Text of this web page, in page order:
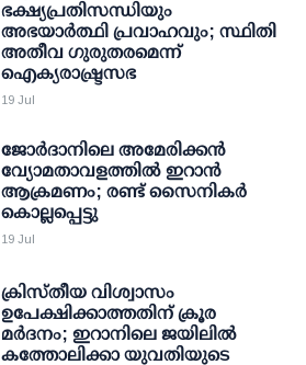
ഭക്ഷ്യപ്രതിസന്ധിയും
അഭയാർത്ഥി പ്രവാഹവും; സ്ഥിതി
അതീവ ഗുരുതരമെന്ന്
ഐക്യരാഷ്ട്രസഭ
19 Jul
ജോർദാനിലെ അമേരിക്കൻ
വ്യോമതാവളത്തിൽ ഇറാൻ
ആക്രമണം; രണ്ട് സൈനികർ
കൊല്ലപ്പെട്ടു
19 Jul
ക്രിസ്തീയ വിശ്വാസം
ഉപേക്ഷിക്കാത്തതിന് ക്രൂര
മർദനം; ഇറാനിലെ ജയിലിൽ
കത്തോലിക്കാ യുവതിയുടെ